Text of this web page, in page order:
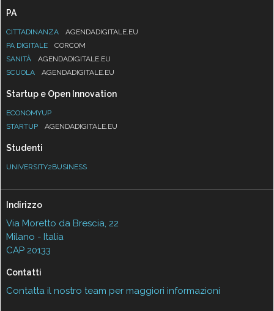
PA
CITTADINANZA
AGENDADIGITALE.EU
PA DIGITALE
CORCOM
SANITÀ
AGENDADIGITALE.EU
SCUOLA
AGENDADIGITALE.EU
Startup e Open Innovation
ECONOMYUP
STARTUP
AGENDADIGITALE.EU
Studenti
UNIVERSITY2BUSINESS
Indirizzo
Via Moretto da Brescia, 22
Milano - Italia
CAP 20133
Contatti
Contatta il nostro team per maggiori informazioni